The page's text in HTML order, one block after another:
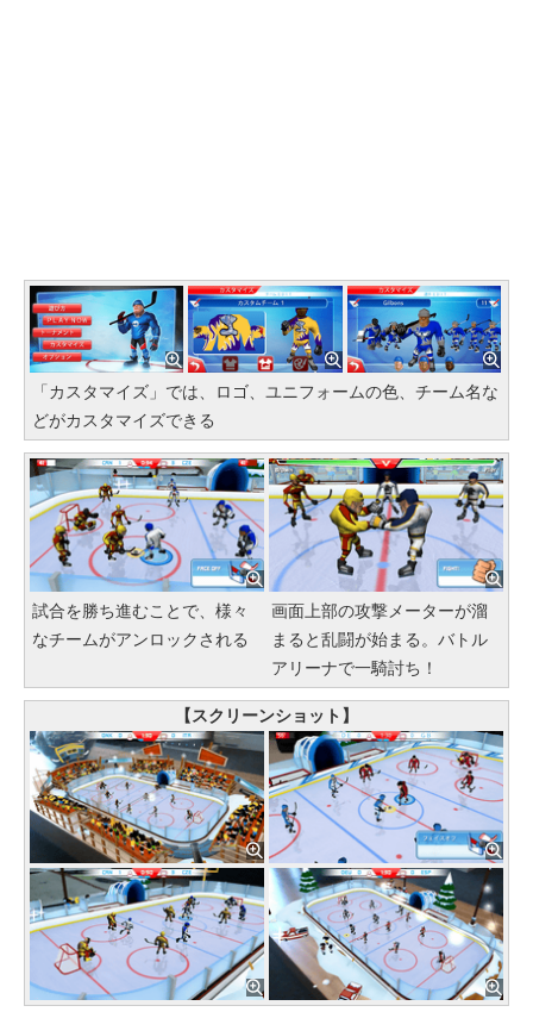
「カスタマイズ」では、ロゴ、ユニフォームの色、チーム名な
どがカスタマイズできる
試合を勝ち進むことで、様々
なチームがアンロックされる
画面上部の攻撃メーターが溜
まると乱闘が始まる。バトル
アリーナで一騎討ち！
【スクリーンショット】